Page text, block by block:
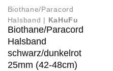
Biothane/Paracord
Halsband | KaHuFu
Biothane/Paracord
Halsband
schwarz/dunkelrot
25mm (42-48cm)